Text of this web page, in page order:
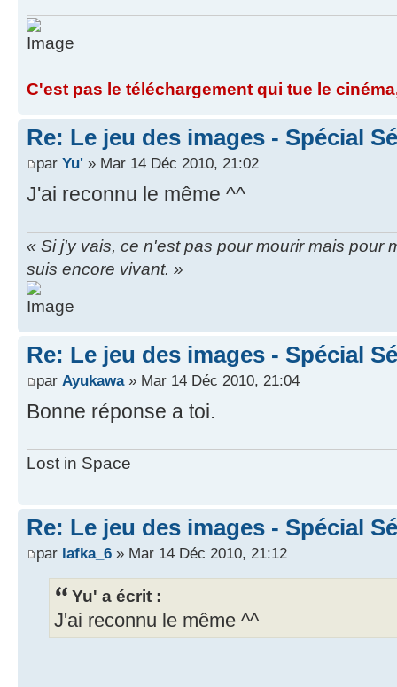
C'est pas le téléchargement qui tue le
Re: Le jeu des images - Spécial
par Yu' » Mar 14 Déc 2010, 21:02
J'ai reconnu le même ^^
« Si j'y vais, ce n'est pas pour mourir mais pour
suis encore vivant. »
Re: Le jeu des images - Spécial
par Ayukawa» Mar 14 Déc 2010, 21:04
Bonne réponse a toi.
Lost in Space
Re: Le jeu des images - Spécial
par lafka_6 » Mar 14 Déc 2010, 21:12
Yu' a écrit :
J'ai reconnu le même ^^